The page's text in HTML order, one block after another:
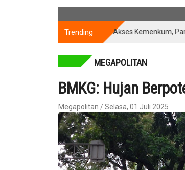
Trending
Kantongi Akses Kemenkum, Partai
MEGAPOLITAN
BMKG: Hujan
Megapolitan / Selasa, 01 Juli 2025